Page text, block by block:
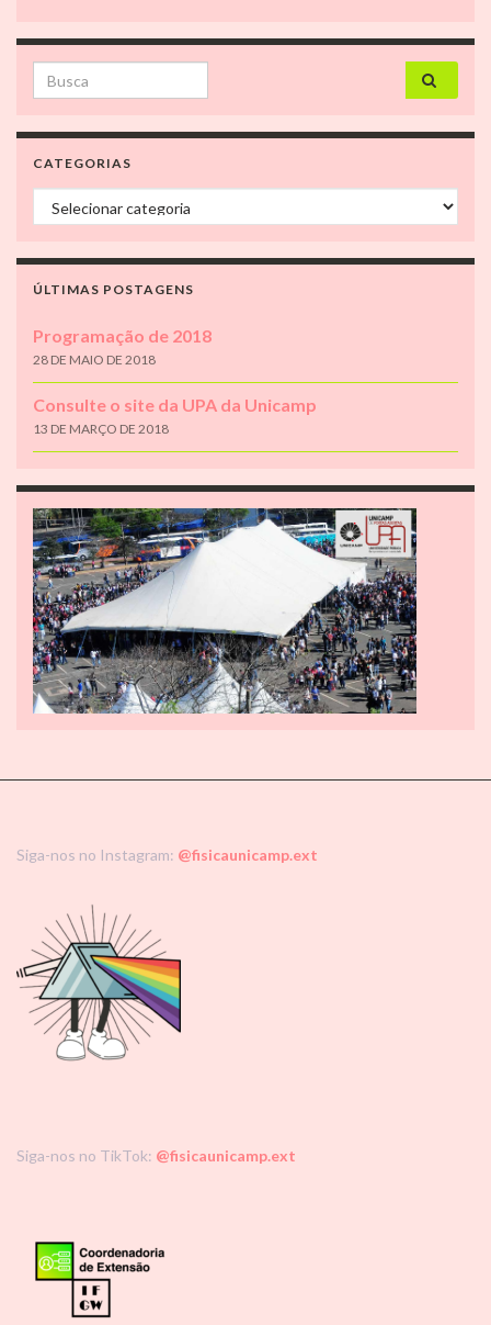
Search for:
CATEGORIAS
Categorias
ÚLTIMAS POSTAGENS
Programação de 2018
28 DE MAIO DE 2018
Consulte o site da UPA da Unicamp
13 DE MARÇO DE 2018
Siga-nos no Instagram: @fisicaunicamp.ext
Siga-nos no TikTok: @fisicaunicamp.ext